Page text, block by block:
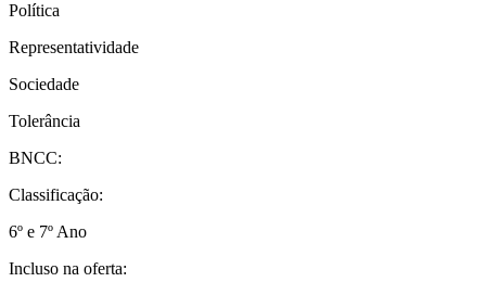
Política
Representatividade
Sociedade
Tolerância
BNCC:
Classificação:
6º e 7º Ano
Incluso na oferta: